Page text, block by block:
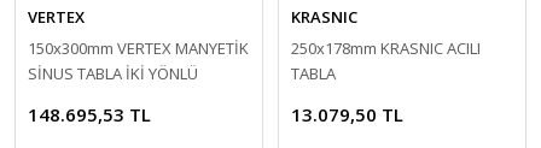
VERTEX
150x300mm VERTEX MANYETİK
SİNUS TABLA İKİ YÖNLÜ
148.695,53 TL
KRASNIC
250x178mm KRASNIC ACILI
TABLA
13.079,50 TL